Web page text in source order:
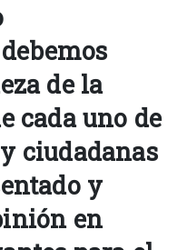
de la
cada uno de
ciudadanas
y
en